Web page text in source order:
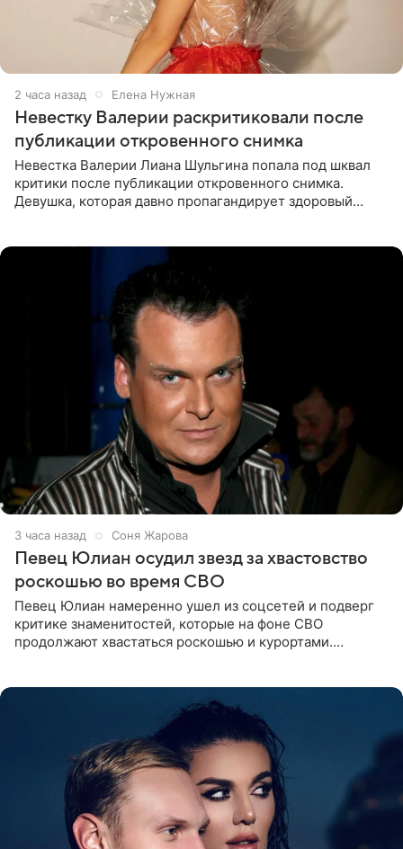
2 часа назад Елена Нужная
Невестку Валерии раскритиковали после
публикации откровенного снимка
Невестка Валерии Лиана Шульгина попала под шквал
критики после публикации откровенного снимка.
Девушка, которая давно пропагандирует здоровый
3 часа назад Соня Жарова
Певец Юлиан осудил звезд за хвастовство
роскошью во время СВО
Певец Юлиан намеренно ушел из соцсетей и подверг
критике знаменитостей, которые на фоне СВО
продолжают хвастаться роскошью и курортами.